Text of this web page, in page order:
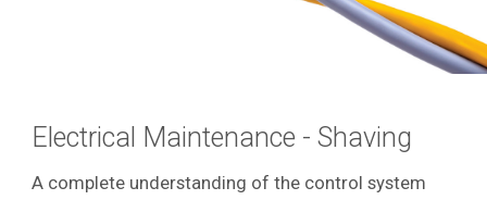
Electrical Maintenance - Shaving
A complete understanding of the control system